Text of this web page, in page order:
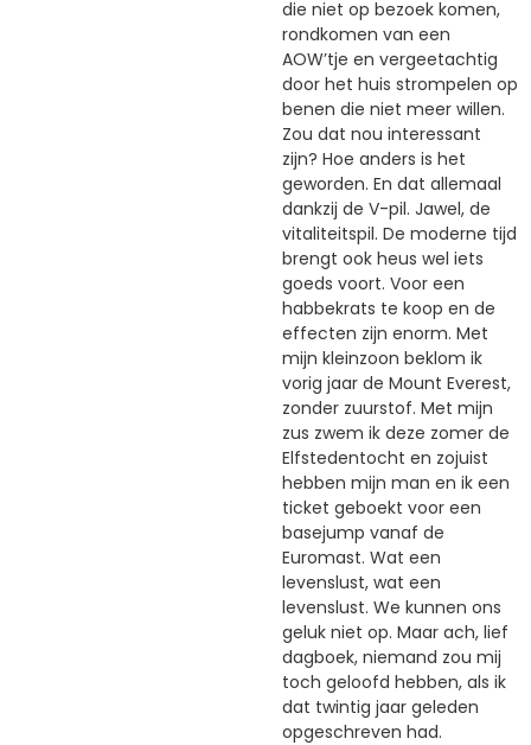
die niet op bezoek komen,
rondkomen van een
AOW’tje en vergeetachtig
door het huis strompelen op
benen die niet meer willen.
Zou dat nou interessant
zijn? Hoe anders is het
geworden. En dat allemaal
dankzij de V-pil. Jawel, de
vitaliteitspil. De moderne tijd
brengt ook heus wel iets
goeds voort. Voor een
habbekrats te koop en de
effecten zijn enorm. Met
mijn kleinzoon beklom ik
vorig jaar de Mount Everest,
zonder zuurstof. Met mijn
zus zwem ik deze zomer de
Elfstedentocht en zojuist
hebben mijn man en ik een
ticket geboekt voor een
basejump vanaf de
Euromast. Wat een
levenslust, wat een
levenslust. We kunnen ons
geluk niet op. Maar ach, lief
dagboek, niemand zou mij
toch geloofd hebben, als ik
dat twintig jaar geleden
opgeschreven had.